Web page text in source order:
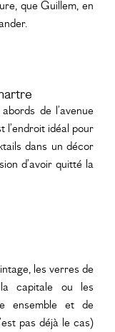
que Guillem, en
de l’avenue
l’endroit idéal pour
dans un décor
d’avoir quitté la
les verres de
capitale ou les
ensemble et de
pas déjà le cas)